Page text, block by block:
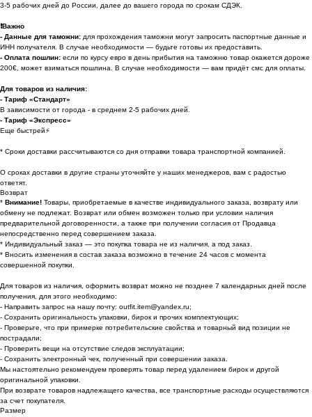
3-5 рабочих дней до России, далее до вашего города по срокам СДЭК.
❗️Важно
- Данные для таможни: для прохождения таможни могут запросить паспортные данные и
ИНН получателя. В случае необходимости — будьте готовы их предоставить.
- Оплата пошлин: если по курсу евро в день прибытия на таможню товар окажется дороже
200€, может взиматься пошлина. В случае необходимости — вам придёт смс для оплаты.
Для товаров из наличия:
- Тариф «Стандарт»
В зависимости от города - в среднем 2-5 рабочих дней.
- Тариф «Экспресс»
Еще быстрей⚡
* Cроки доставки рассчитываются со дня отправки товара транспортной компанией.
О сроках доставки в другие страны уточняйте у наших менеджеров, вам с радостью
ответят.
Возврат
* Внимание! Товары, приобретаемые в качестве индивидуального заказа, возврату или
обмену не подлежат. Возврат или обмен возможен только при условии наличия
предварительной договоренности, а также при получении согласия от Продавца
непосредственно перед совершением заказа.
* Индивидуальный заказ — это покупка товара не из наличия, а под заказ.
* Вносить изменения в состав заказа возможно в течение 24 часов с момента
совершенной покупки.
Для товаров из наличия, оформить возврат можно не позднее 7 календарных дней после
получения, для этого необходимо:
- Направить запрос на нашу почту: outfit.item@yandex.ru;
- Сохранить оригинальность упаковки, бирок и прочих комплектующих;
- Проверьте, что при примерке потребительские свойства и товарный вид позиции не
пострадали;
- Проверить вещи на отсутствие следов эксплуатации;
- Сохранить электронный чек, полученный при совершении заказа.
Мы настоятельно рекомендуем проверять товар перед удалением бирок и другой
оригинальной упаковки.
При возврате товаров надлежащего качества, все транспортные расходы осуществляются
за счет покупателя.
Размер